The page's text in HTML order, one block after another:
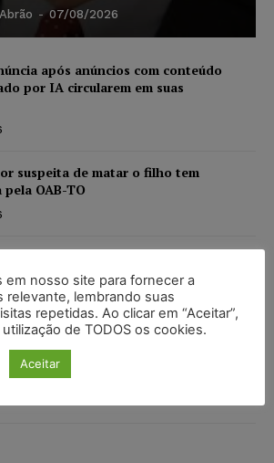
- 07/08/2026
após anúncios com conteúdo
por IA circularem em suas
suspeita de matar o filho tem
OAB-TO
com deficiência e autistas de todos os
07/08/2026
mantém justa causa de empregado que
no local de trabalho
em nosso site para fornecer a
relevante, lembrando suas
repetidas. Ao clicar em “Aceitar”,
de TODOS os cookies.
Aceitar